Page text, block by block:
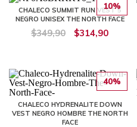
10%
CHALECO SUMMIT RUN VEST 5
NEGRO UNISEX THE NORTH FACE
$349,90 $314,90
40%
CHALECO HYDRENALITE DOWN
VEST NEGRO HOMBRE THE NORTH
FACE